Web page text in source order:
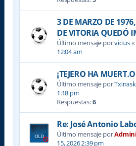
3 DE MARZO DE
DE VITORIA QUEDÓ
Último mensaje porvicius«
12:04 am
¡TEJERO HA
Último mensaje por
1:18 pm
Respuestas:6
Re: José Antonio
Último mensaje por
15, 2026 2:39 pm